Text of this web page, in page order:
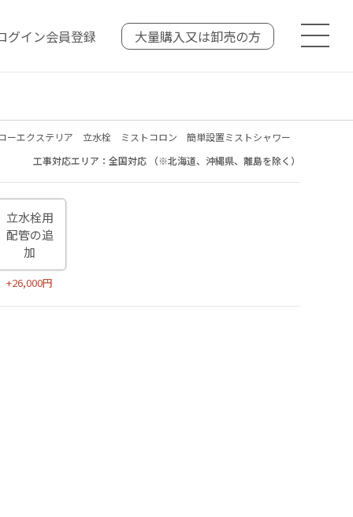
グイン会員登録 大量購入又は卸売の方
ーエクステリア 立水栓 ミストコロン 簡単設置ミストシャワー
工事対応エリア：全国対応 （※北海道、沖縄県、離島を除く）
立水栓用
配管の追
加
+26,000円